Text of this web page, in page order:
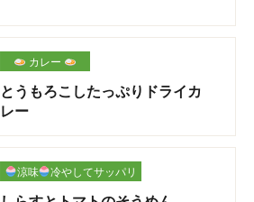
カレー
とうもろこしたっぷりドライカ
レー
涼味 冷やしてサッパリ